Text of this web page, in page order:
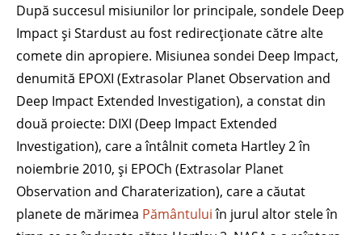
După succesul misiunilor lor principale, sondele Deep
Impact și Stardust au fost redirecționate către alte
comete din apropiere. Misiunea sondei Deep Impact,
denumită EPOXI (Extrasolar Planet Observation and
Deep Impact Extended Investigation), a constat din
două proiecte: DIXI (Deep Impact Extended
Investigation), care a întâlnit cometa Hartley 2 în
noiembrie 2010, și EPOCh (Extrasolar Planet
Observation and Charaterization), care a căutat
planete de mărimea Pământuluiîn jurul altor stele în